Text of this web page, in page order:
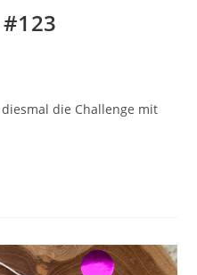
die Challenge mit